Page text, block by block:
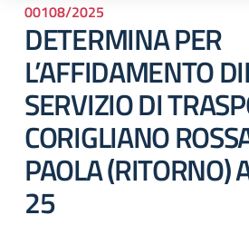
00108/2025
DETERMINA PER
L’AFFIDAMENTO
SERVIZIO DI
CORIGLIANO
PAOLA (RITORNO)
25